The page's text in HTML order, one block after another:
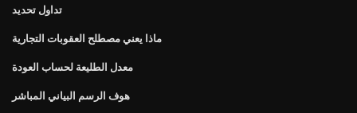
تداول تحديد
ماذا يعني مصطلح العقوبات التجارية
معدل الطليعة لحساب العودة
هوف الرسم البياني المباشر